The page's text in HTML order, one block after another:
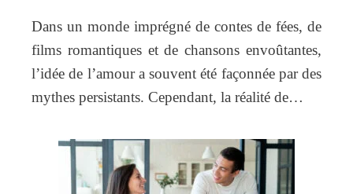
Dans un monde imprégné de contes de fées, de
films romantiques et de chansons envoûtantes,
l’idée de l’amour a souvent été façonnée par des
mythes persistants. Cependant, la réalité de…